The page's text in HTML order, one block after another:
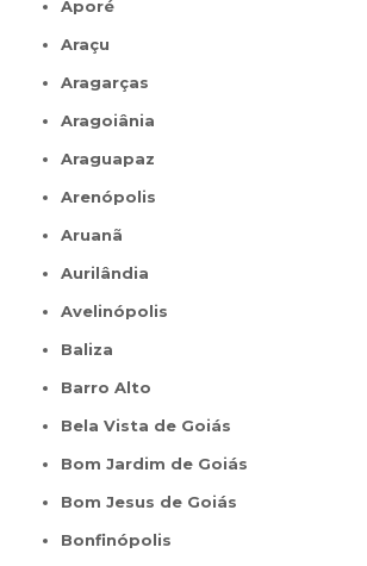
Aporé
Araçu
Aragarças
Aragoiânia
Araguapaz
Arenópolis
Aruanã
Aurilândia
Avelinópolis
Baliza
Barro Alto
Bela Vista de Goiás
Bom Jardim de Goiás
Bom Jesus de Goiás
Bonfinópolis